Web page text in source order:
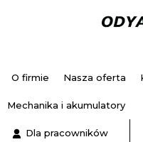
O firmie Nasza oferta
Mechanika i akumulatory
Dla pracowników